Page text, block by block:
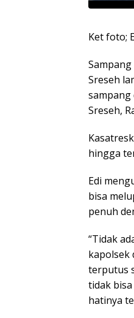
Ket foto;
Sreseh
sampang
Sreseh,
hingga
Edi
bisa
penuh
“Tidak
kapolsek
terputus
tidak
hatinya